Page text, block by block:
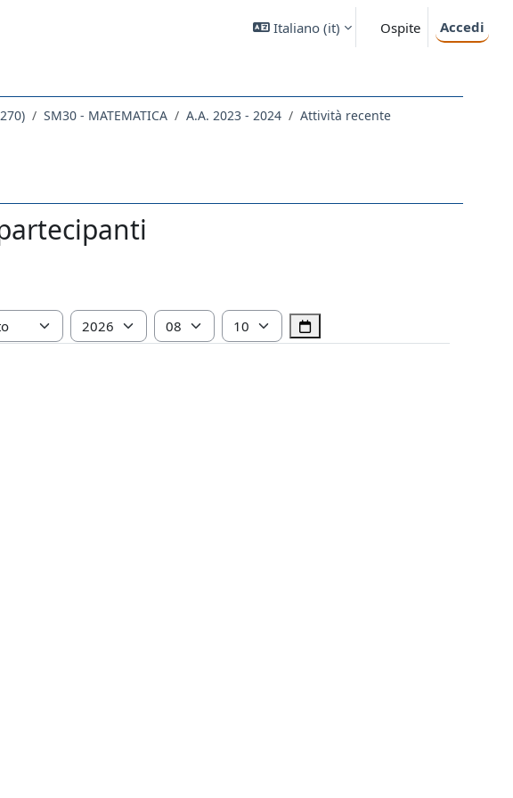
Italiano ‎(it)‎ Ospite Accedi
SM30 - MATEMATICA A.A. 2023 - 2024
Attività recente
Anno Ora Minuto